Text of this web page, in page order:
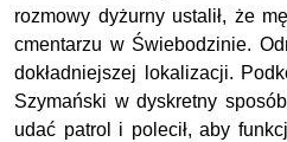
rozmowy dyżurny ustalił, że
cmentarzu w Świebodzinie.
dokładniejszej lokalizacji.
Szymański w dyskretny
udać patrol i polecił, aby